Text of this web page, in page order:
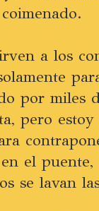
a los
por miles
pero
el
se lavan